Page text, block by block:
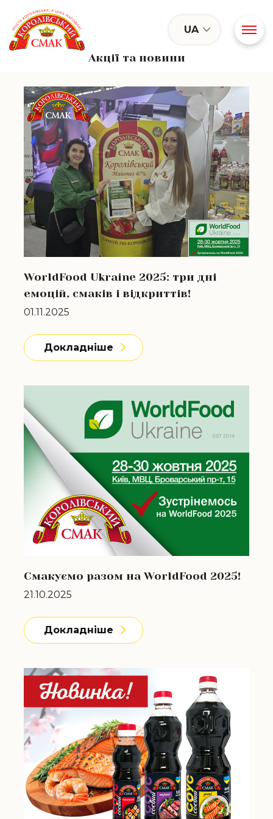
Акції та новини
UA
Докладніше
WorldFood Ukraine 2025: три дні
емоцій, смаків і відкриттів!
01.11.2025
Докладніше
Смакуємо разом на WorldFood 2025!
21.10.2025
Докладніше
Докладніше